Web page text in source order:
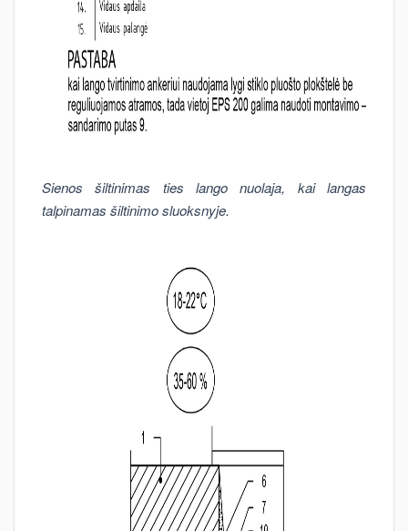
Sienos šiltinimas ties lango nuolaja, kai langas
talpinamas šiltinimo sluoksnyje.